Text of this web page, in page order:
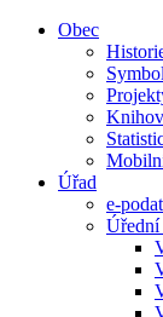
Obec
Úřad
e-
Úřední